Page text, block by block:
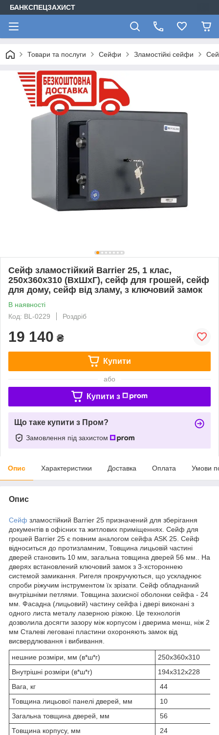
БАНКСПЕЦЗАХИСТ
Товари та послуги Сейфи Зламостійкі сейфи
Сейф зламостійкий Barrier 25, 1 клас,
250x360x310 (ВхШхГ), сейф для грошей, сейф
для дому, сейф від зламу, з ключовий замок
В наявності
Код: BL-0229
Роздріб
19 140 ₴
Купити
або
Купити з
Що таке купити з Пром?
Замовлення під захистом
Опис Характеристики Доставка Оплата Умови
Опис
Сейф зламостійкий Barrier 25 призначений для зберігання
документів в офісних та житлових приміщеннях. Сейф для
грошей Barrier 25 є повним аналогом сейфа ASK 25. Сейф
відноситься до протизламним, Товщина лицьовій частині
дверей становить 10 мм, загальна товщина дверей 56 мм.. На
дверях встановлений ключовий замок з 3-хстороннею
системой замикання. Ригеля прокручуються, що ускладнює
спроби ріжучим інструментом їх зрізати. Сейф обладнаний
внутрішніми петлями. Товщина захисної оболонки сейфа - 24
мм. Фасадна (лицьовий) частину сейфа і двері виконані з
одного листа металу лазерною різкою. Це технологія
дозволила досягти зазору між корпусом і дверима менш, ніж 2
мм Сталеві леговані пластини охороняють замок від
висвердлювання і вибивання.
нешние розміри, мм (в*ш*г)
250x360x310
Внутрішні розміри (в*ш*г)
194x312x228
Вага, кг
44
Товщина лицьової панелі дверей, мм
10
Загальна товщина дверей, мм
56
Товщина корпусу, мм
24